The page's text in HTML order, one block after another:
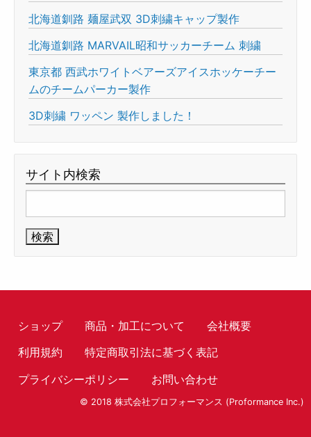
北海道釧路 麺屋武双 3D刺繍キャップ製作
北海道釧路 MARVAIL昭和サッカーチーム 刺繍
東京都 西武ホワイトベアーズアイスホッケーチー
ムのチームパーカー製作
3D刺繍 ワッペン 製作しました！
サイト内検索
索:
ショップ 商品・加工について
会社概要
利用規約
特定商取引法に基づく表記
プライバシーポリシー
お問い合わせ
© 2018 株式会社プロフォーマンス (Proformance Inc.)